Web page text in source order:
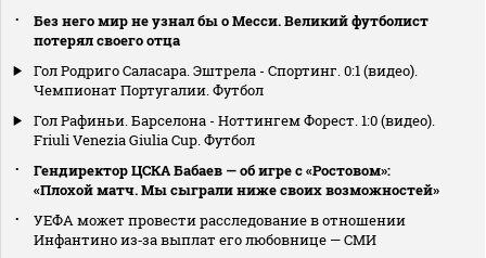
Без него мир не узнал бы о Месси. Великий футболист
потерял своего отца
Гол Родриго Саласара. Эштрела - Спортинг. 0:1 (видео).
Чемпионат Португалии. Футбол
Гол Рафиньи. Барселона - Ноттингем Форест. 1:0 (видео).
Friuli Venezia Giulia Cup. Футбол
Гендиректор ЦСКА Бабаев — об игре с «Ростовом»:
«Плохой матч. Мы сыграли ниже своих возможностей»
УЕФА может провести расследование в отношении
Инфантино из‑за выплат его любовнице — СМИ